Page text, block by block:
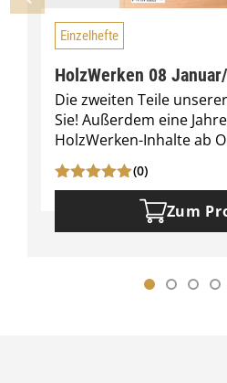
Einzelhefte
HolzWerken 08
Die zweiten Teile
Sie! Außerdem eine
HolzWerken-Inhalte ab
(0)
Zum